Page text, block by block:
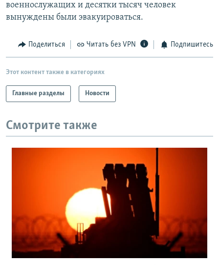
военнослужащих и десятки тысяч человек
вынуждены были эвакуироваться.
Поделиться Читать без VPN Подпишитесь
Этот контент также в категориях
Главные разделы Новости
Смотрите также